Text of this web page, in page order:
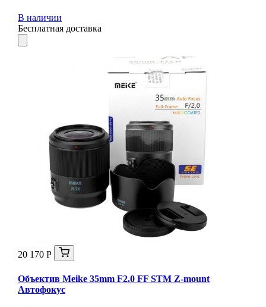
В наличии
Бесплатная доставка
20 170 Р
Объектив Meike 35mm F2.0 FF STM Z-mount
Автофокус